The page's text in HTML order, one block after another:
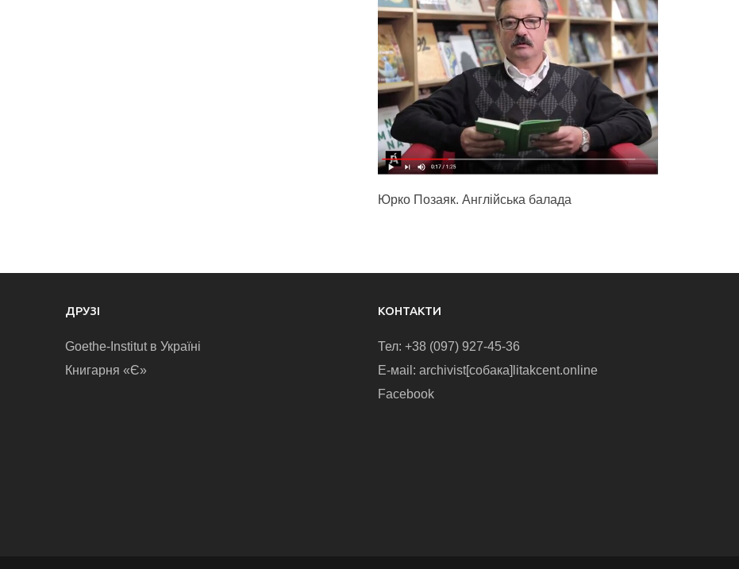
Юрко Позаяк. Англійська балада
ДРУЗІ
Goethe-Institut в Україні
Книгарня «Є»
КОНТАКТИ
Тел: +38 (097) 927-45-36
E-маіl: archivist[собака]litakcent.online
Facebook